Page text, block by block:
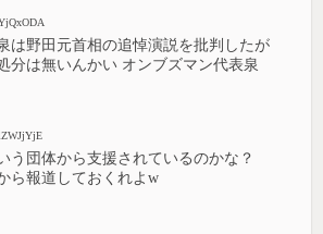
野田元首相の追悼演説を批判したが
分は無いんかい オンブズマン代表泉
う団体から支援されているのかな？
ら報道しておくれよw